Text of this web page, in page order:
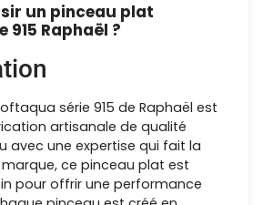
un pinceau plat
915 Raphaël ?
série 915 de Raphaël est
artisanale de qualité
avec une expertise qui fait la
ce pinceau plat est
pour offrir une performance